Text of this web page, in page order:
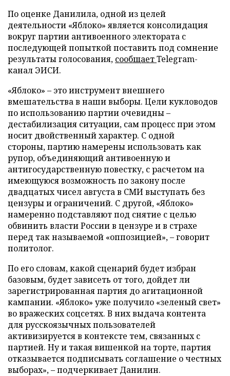
По оценке Данилила, одной из целей
деятельности «Яблоко» является консолидация
вокруг партии антивоенного электората с
последующей попыткой поставить под сомнение
результаты голосования, сообщаетTelegram-
канал ЭИСИ.
«Яблоко» – это инструмент внешнего
вмешательства в наши выборы. Цели кукловодов
по использованию партии очевидны –
дестабилизация ситуации, сам процесс при этом
носит двойственный характер. С одной
стороны, партию намерены использовать как
рупор, объединяющий антивоенную и
антигосударственную повестку, с расчетом на
имеющуюся возможность по закону после
двадцатых чисел августа в СМИ выступать без
цензуры и ограничений. С другой, «Яблоко»
намеренно подставляют под снятие с целью
обвинить власти России в цензуре и в страхе
перед так называемой «оппозицией», – говорит
политолог.
По его словам, какой сценарий будет избран
базовым, будет зависеть от того, дойдет ли
зарегистрированная партия до агитационной
кампании. «Яблоко» уже получило «зеленый свет»
во вражеских соцсетях. В них выдача контента
для русскоязычных пользователей
активизируется в контексте тем, связанных с
партией. Ну и такая вишенкой на торте, партия
отказывается подписывать соглашение о честных
выборах», – подчеркивает Данилин.